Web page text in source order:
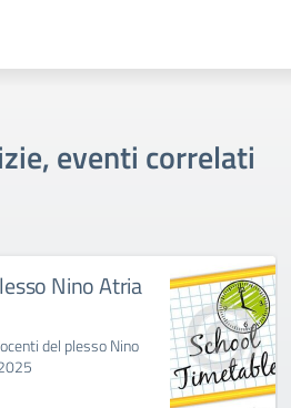
eventi correlati
Nino Atria
del plesso Nino